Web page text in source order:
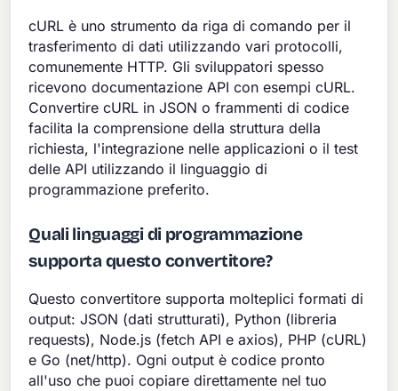
cURL è uno strumento da riga di comando per il
trasferimento di dati utilizzando vari protocolli,
comunemente HTTP. Gli sviluppatori spesso
ricevono documentazione API con esempi cURL.
Convertire cURL in JSON o frammenti di codice
facilita la comprensione della struttura della
richiesta, l'integrazione nelle applicazioni o il test
delle API utilizzando il linguaggio di
programmazione preferito.
Quali linguaggi di programmazione
supporta questo convertitore?
Questo convertitore supporta molteplici formati di
output: JSON (dati strutturati), Python (libreria
requests), Node.js (fetch API e axios), PHP (cURL)
e Go (net/http). Ogni output è codice pronto
all'uso che puoi copiare direttamente nel tuo